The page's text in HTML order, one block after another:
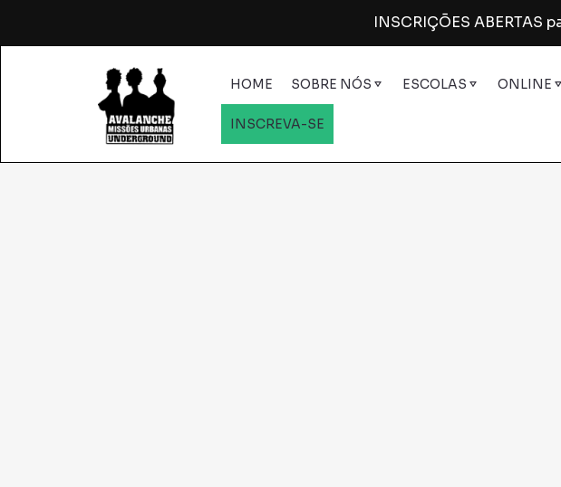
INSCRIÇÕES ABERTAS
HOME SOBRE NÓS ESCOLAS ONLINE
INSCREVA-SE